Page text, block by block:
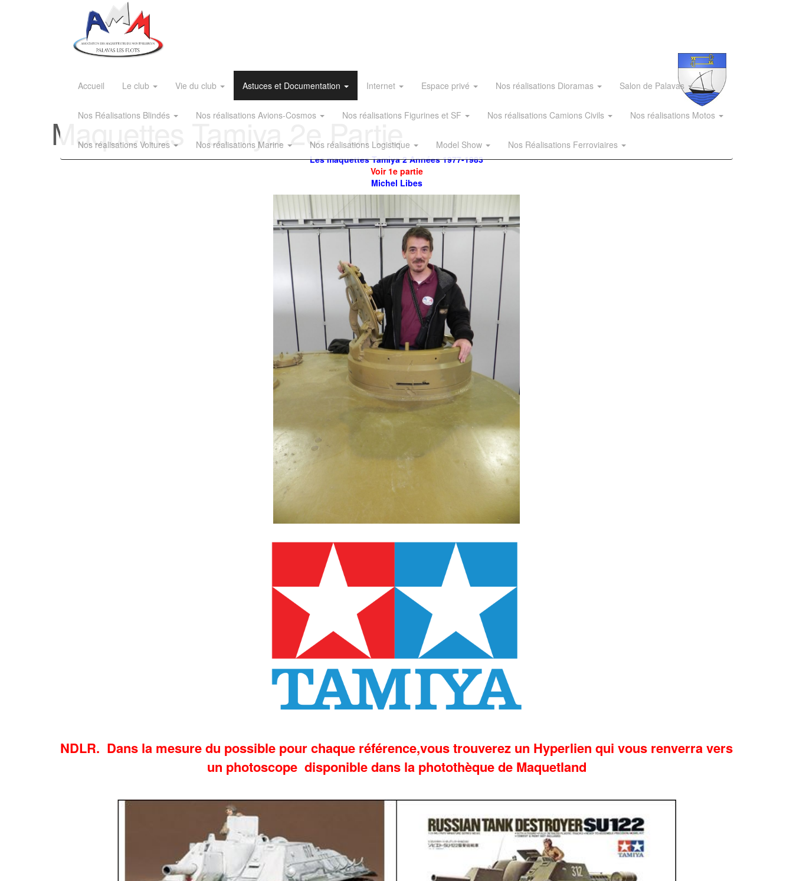
Accueil Le club Vie du club Astuces et Documentation Internet Espace privé Nos réalisations Dioramas Salon de Palavas
Nos Réalisations Blindés Nos réalisations Avions-Cosmos Nos réalisations Figurines et SF Nos réalisations Camions Civils Nos réalisations Motos
Nos réalisations Voitures Nos réalisations Marine Nos réalisations Logistique Model Show Nos Réalisations Ferroviaires
Maquettes Tamiya 2e Partie
Les maquettes Tamiya 2 Années 1977-1983
Voir 1e partie
Michel Libes
NDLR. Dans la mesure du possible pour chaque référence,vous trouverez un Hyperlien qui vous renverra vers
un photoscope disponible dans la photothèque de Maquetland